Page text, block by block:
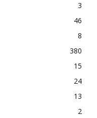
3
46
8
380
15
24
13
2